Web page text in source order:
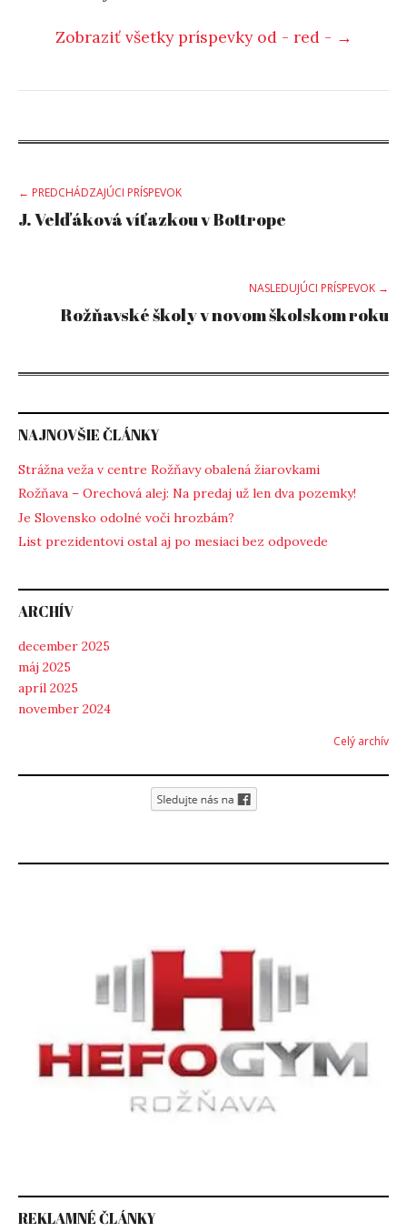
Zobraziť všetky príspevky od - red - →
Post
← PREDCHÁDZAJÚCI PRÍSPEVOK
J. Velďáková víťazkou v Bottrope
NASLEDUJÚCI PRÍSPEVOK →
Rožňavské školy v novom školskom roku
NAJNOVŠIE ČLÁNKY
Strážna veža v centre Rožňavy obalená žiarovkami
Rožňava – Orechová alej: Na predaj už len dva pozemky!
Je Slovensko odolné voči hrozbám?
List prezidentovi ostal aj po mesiaci bez odpovede
ARCHÍV
december 2025
máj 2025
apríl 2025
november 2024
Celý archív
REKLAMNÉ ČLÁNKY